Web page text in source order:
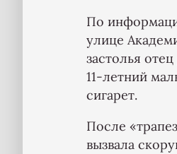
По
улице
застолья
11-летний
сигарет.
После
вызвала